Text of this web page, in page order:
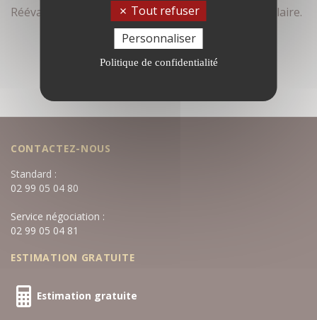
Réévaluez vos critères de recherche dans le formulaire.
CONTACTEZ-NOUS
Standard :
02 99 05 04 80
Service négociation :
02 99 05 04 81
ESTIMATION GRATUITE
Estimation gratuite
Tout refuser
Personnaliser
Politique de confidentialité